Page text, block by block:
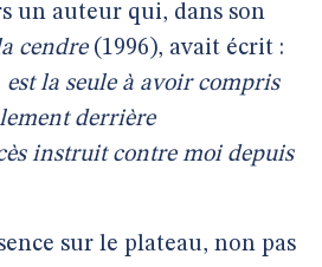
un auteur qui, dans son
cendre (1996), avait écrit :
est la seule à avoir compris
derrière
instruit contre moi depuis
sur le plateau, non pas